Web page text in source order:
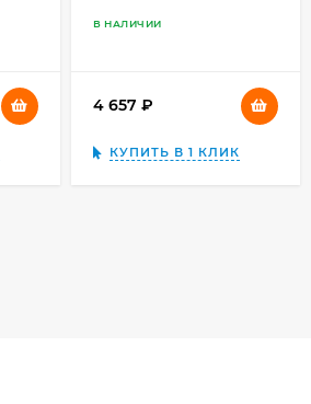
В НАЛИЧИИ
4 657
КУПИТЬ В 1 КЛИК